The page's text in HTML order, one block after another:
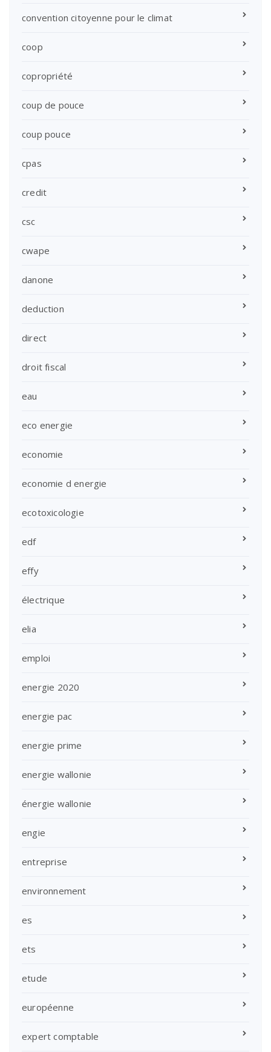
convention citoyenne pour le climat
coop
copropriété
coup de pouce
coup pouce
cpas
credit
csc
cwape
danone
deduction
direct
droit fiscal
eau
eco energie
economie
economie d energie
ecotoxicologie
edf
effy
électrique
elia
emploi
energie 2020
energie pac
energie prime
energie wallonie
énergie wallonie
engie
entreprise
environnement
es
ets
etude
européenne
expert comptable